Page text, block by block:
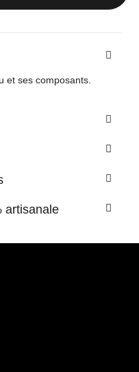
et ses composants.
artisanale